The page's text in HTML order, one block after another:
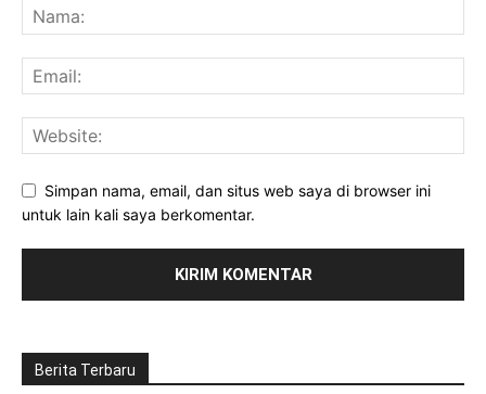
Simpan nama, email, dan situs web saya di browser ini
untuk lain kali saya berkomentar.
Berita Terbaru